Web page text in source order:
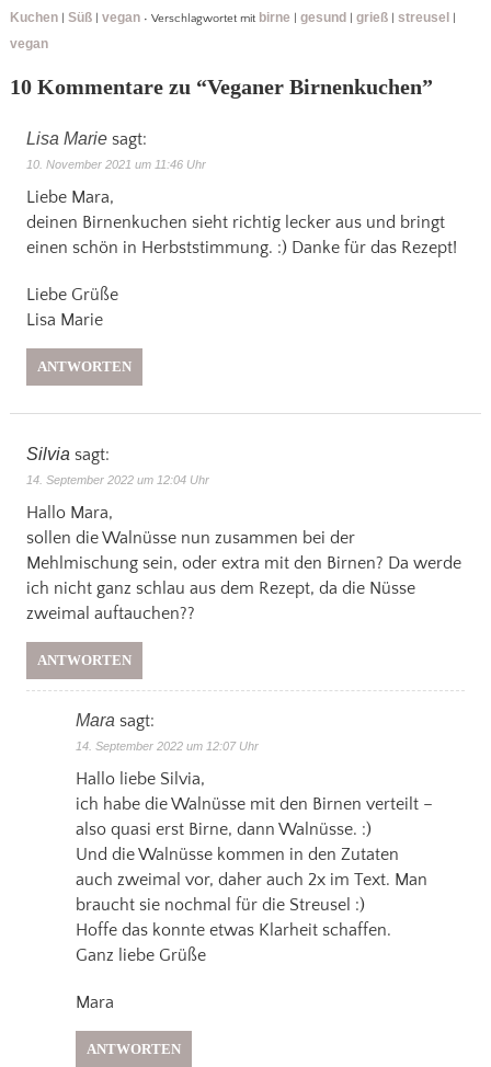
Kuchen| Süß| vegan• Verschlagwortet mit birne gesund grieß| streusel
vegan
10 Kommentare zu “Veganer Birnenkuchen”
Lisa Marie sagt:
10. November 2021 um 11:46 Uhr
Liebe Mara,
deinen Birnenkuchen sieht richtig lecker aus und bringt
einen schön in Herbststimmung. :) Danke für das Rezept!
Liebe Grüße
Lisa Marie
ANTWORTEN
Silvia sagt:
14. September 2022 um 12:04 Uhr
Hallo Mara,
sollen die Walnüsse nun zusammen bei der
Mehlmischung sein, oder extra mit den Birnen? Da werde
ich nicht ganz schlau aus dem Rezept, da die Nüsse
zweimal auftauchen??
ANTWORTEN
Mara sagt:
14. September 2022 um 12:07 Uhr
Hallo liebe Silvia,
ich habe die Walnüsse mit den Birnen verteilt –
also quasi erst Birne, dann Walnüsse. :)
Und die Walnüsse kommen in den Zutaten
auch zweimal vor, daher auch 2x im Text. Man
braucht sie nochmal für die Streusel :)
Hoffe das konnte etwas Klarheit schaffen.
Ganz liebe Grüße
Mara
ANTWORTEN